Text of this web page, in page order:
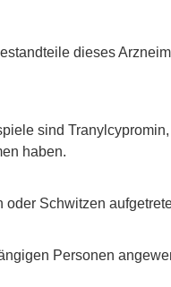
dieses
sind
haben.
Schwitzen
Personen